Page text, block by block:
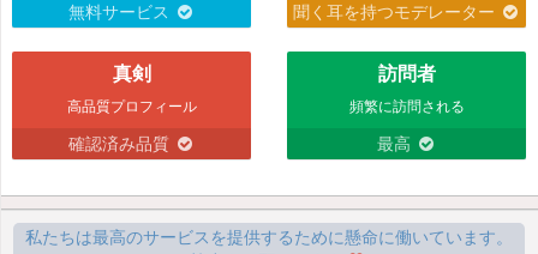
無料サービス 聞く耳を持つモデレーター
真剣
高品質プロフィール
確認済み品質
訪問者
頻繁に訪問される
最高
私たちは最高のサービスを提供するために懸命に働いています。